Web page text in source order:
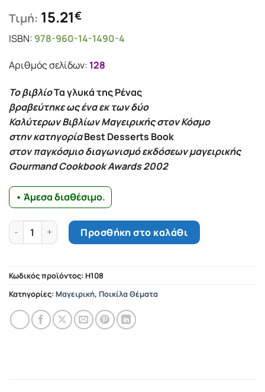
Τιμή: 15.21€
ISBN: 978-960-14-1490-4
Αριθμός σελίδων: 128
Το βιβλίοΤα γλυκά της Ρένας
βραβεύτηκε ως ένα εκ των δύο
Καλύτερων Βιβλίων Μαγειρικής στον Κόσμο
στην κατηγορίαBest Desserts Book
στον παγκόσμιο διαγωνισμό εκδόσεων μαγειρικής
Gourmand Cookbook Awards 2002
• Άμεσα διαθέσιμο.
Ρένα της Φτελιάς, Συνταγές για ζυμαρικά ποσότητα
Προσθήκη στο καλάθι
Κωδικός προϊόντος: Η108
Κατηγορίες: Μαγειρική, Ποικίλα Θέματα